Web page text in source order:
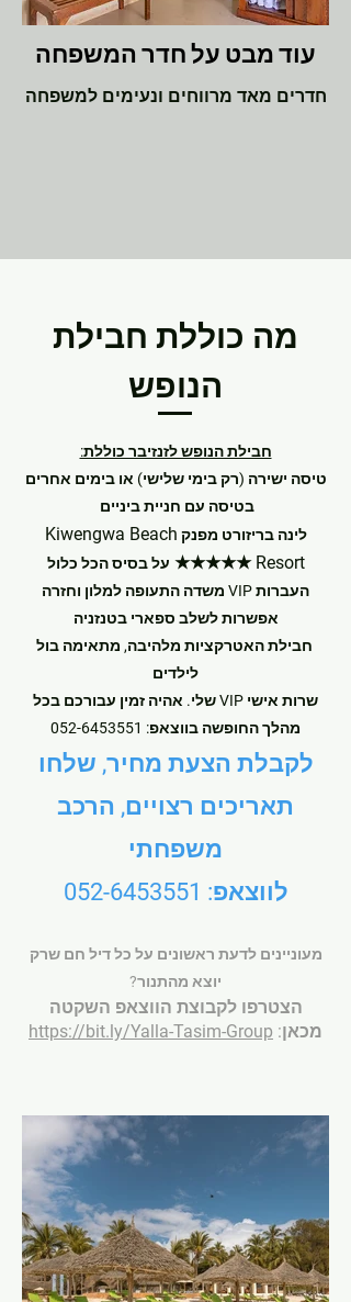
עוד מבט על חדר המשפחה
חדרים מאד מרווחים ונעימים למשפחה
מה כוללת חבילת
הנופש
חבילת הנופש לזנזיבר כוללת:
טיסה ישירה (רק בימי שלישי) או בימים אחרים
בטיסה עם חניית ביניים
לינה בריזורט מפנק Kiwengwa Beach
Resort ★★★★★
על בסיס הכל כלול
העברות VIP משדה התעופה למלון וחזרה
אפשרות לשלב ספארי בטנזניה
חבילת האטרקציות מלהיבה, מתאימה בול
לילדים
שרות אישי VIP שלי. אהיה זמין עבורכם בכל
מהלך החופשה בווצאפ: 052-6453551
לקבלת הצעת מחיר, שלחו
תאריכים רצויים, הרכב
משפחתי
לווצאפ: 052-6453551
מעוניינים לדעת ראשונים על כל דיל חם שרק
יוצא מהתנור?
הצטרפו לקבוצת הווצאפ השקטה
מכאן: https://bit.ly/Yalla-Tasim-Group